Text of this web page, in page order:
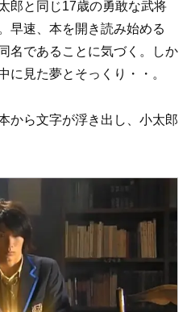
郎と同じ17歳の勇敢な武将
早速、本を開き読み始める
名であることに気づく。しか
に見た夢とそっくり・・。
から文字が浮き出し、小太郎